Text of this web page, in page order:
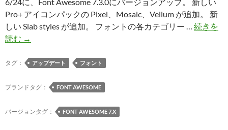
Pro+ アイコンパックの Pixel、Mosaic、Vellum が追加。 新
しい Slab styles が追加。 フォントの各カテゴリー … 続きを
読む Font
7.3.0
場
→
タグ： アップデート フォント
ブランドタグ： FONT AWESOME
バージョンタグ： FONT AWESOME 7.X